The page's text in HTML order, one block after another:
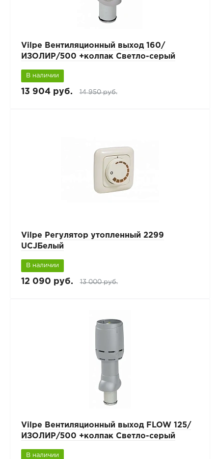
Vilpe Вентиляционный выход 160/
ИЗОЛИР/500 +колпак Светло-серый
В наличии
13 904 руб. 14 950 руб.
Vilpe Регулятор утопленный 2299
UCJБелый
В наличии
12 090 руб. 13 000 руб.
Vilpe Вентиляционный выход FLOW 125/
ИЗОЛИР/500 +колпак Светло-серый
В наличии